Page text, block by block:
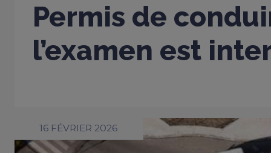
Permis de
l’examen est
16 FÉVRIER 2026